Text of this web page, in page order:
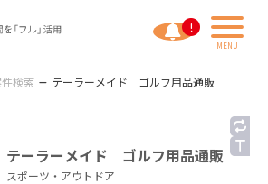
検索 テーラーメイド ゴルフ用品通販
テーラーメイド ゴルフ用品通販
スポーツ・アウトドア